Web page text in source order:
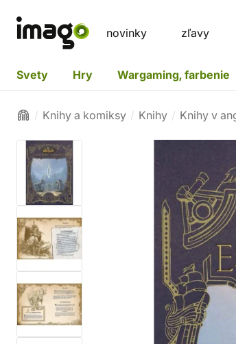
novinky zľavy
Svety Hry Wargaming, farbenie
Knihy a komiksy Knihy Knihy v